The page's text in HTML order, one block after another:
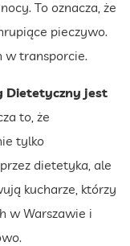
To oznacza, że
pieczywo.
w transporcie.
Dietetyczny jest
to, że
tylko
dietetyka, ale
kucharze, którzy
w Warszawie i